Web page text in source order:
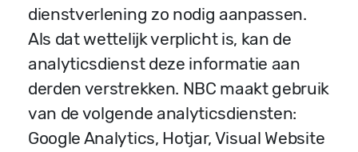
dienstverlening zo nodig aanpassen.
Als dat wettelijk verplicht is, kan de
analyticsdienst deze informatie aan
derden verstrekken. NBC maakt gebruik
van de volgende analyticsdiensten:
Google Analytics, Hotjar, Visual Website